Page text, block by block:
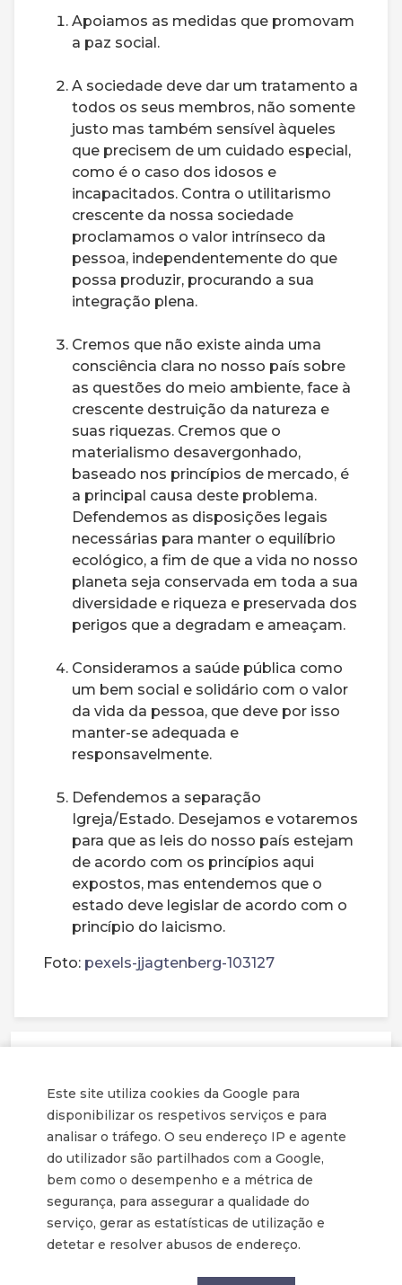
Este site utiliza cookies da Google para
disponibilizar os respetivos serviços e para
analisar o tráfego. O seu endereço IP e agente
do utilizador são partilhados com a Google,
bem como o desempenho e a métrica de
segurança, para assegurar a qualidade do
serviço, gerar as estatísticas de utilização e
detetar e resolver abusos de endereço.
Apoiamos as medidas que promovam
a paz social.
A sociedade deve dar um tratamento a
todos os seus membros, não somente
justo mas também sensível àqueles
que precisem de um cuidado especial,
como é o caso dos idosos e
incapacitados. Contra o utilitarismo
crescente da nossa sociedade
proclamamos o valor intrínseco da
pessoa, independentemente do que
possa produzir, procurando a sua
integração plena.
Cremos que não existe ainda uma
consciência clara no nosso país sobre
as questões do meio ambiente, face à
crescente destruição da natureza e
suas riquezas. Cremos que o
materialismo desavergonhado,
baseado nos princípios de mercado, é
a principal causa deste problema.
Defendemos as disposições legais
necessárias para manter o equilíbrio
ecológico, a fim de que a vida no nosso
planeta seja conservada em toda a sua
diversidade e riqueza e preservada dos
perigos que a degradam e ameaçam.
Consideramos a saúde pública como
um bem social e solidário com o valor
da vida da pessoa, que deve por isso
manter-se adequada e
responsavelmente.
Defendemos a separação
Igreja/Estado. Desejamos e votaremos
para que as leis do nosso país estejam
de acordo com os princípios aqui
expostos, mas entendemos que o
estado deve legislar de acordo com o
princípio do laicismo.
Foto: pexels-jjagtenberg-103127
Os Evangélicos e a Vida
Texto da Declaração Final das II Jornadas
Nacionais sobre Bioética, com o patrocínio da
Aliança Evangélica Espanhola.